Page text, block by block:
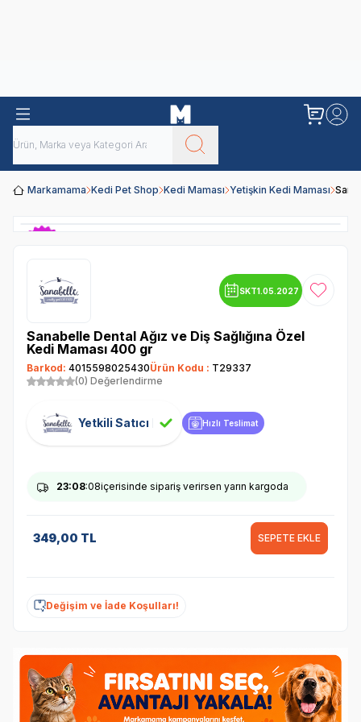
Markamama Kedi Pet Shop Kedi Maması Yetişkin Kedi Maması
SKT1.05.2027 Favoriye
Sanabelle Dental Ağız ve Diş Sağlığına Özel
Kedi Maması 400 gr
Barkod: 4015598025430Ürün Kodu : T29337
(0) Değerlendirme
Yetkili Satıcı Hızlı Teslimat
23:08:08içerisinde sipariş verirsen yarın kargoda
349,00 TL SEPETE EKLE
Değişim ve İade Koşulları!